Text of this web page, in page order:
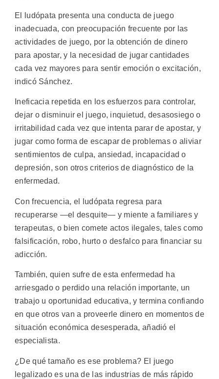
El ludópata presenta una conducta de juego
inadecuada, con preocupación frecuente por las
actividades de juego, por la obtención de dinero
para apostar, y la necesidad de jugar cantidades
cada vez mayores para sentir emoción o excitación,
indicó Sánchez.
Ineficacia repetida en los esfuerzos para controlar,
dejar o disminuir el juego, inquietud, desasosiego o
irritabilidad cada vez que intenta parar de apostar, y
jugar como forma de escapar de problemas o aliviar
sentimientos de culpa, ansiedad, incapacidad o
depresión, son otros criterios de diagnóstico de la
enfermedad.
Con frecuencia, el ludópata regresa para
recuperarse —el desquite— y miente a familiares y
terapeutas, o bien comete actos ilegales, tales como
falsificación, robo, hurto o desfalco para financiar su
adicción.
También, quien sufre de esta enfermedad ha
arriesgado o perdido una relación importante, un
trabajo u oportunidad educativa, y termina confiando
en que otros van a proveerle dinero en momentos de
situación económica desesperada, añadió el
especialista.
¿De qué tamaño es ese problema? El juego
legalizado es una de las industrias de más rápido